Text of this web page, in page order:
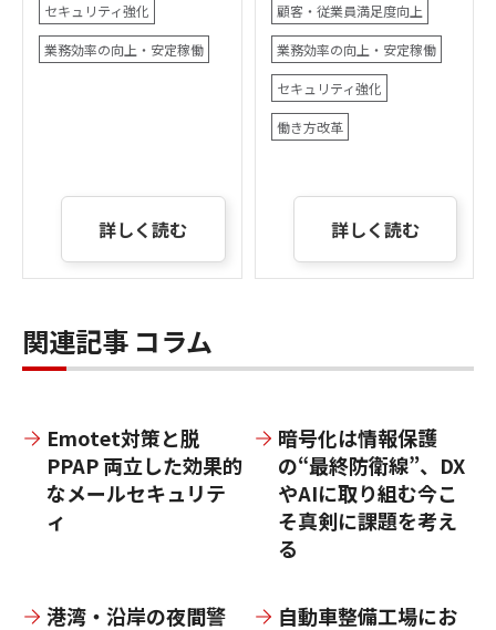
セキュリティ強化
業務効率の向上・安定稼働
詳しく読む
顧客・従業員満足度向上
業務効率の向上・安定稼働
セキュリティ強化
働き方改革
詳しく読む
関連記事 コラム
Emotet対策と脱
PPAP 両立した効果的
なメールセキュリテ
ィ
暗号化は情報保護
の“最終防衛線”、DX
やAIに取り組む今こ
そ真剣に課題を考え
る
港湾・沿岸の夜間警
自動車整備工場にお